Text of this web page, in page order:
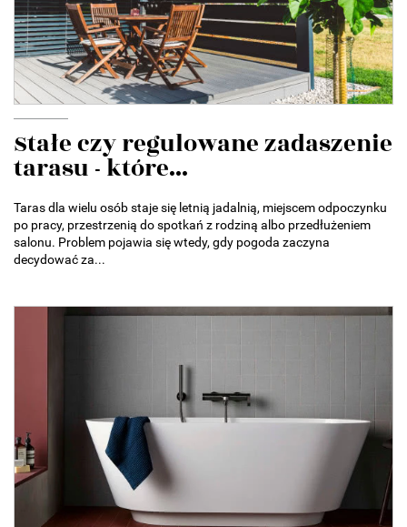
Stałe czy regulowane zadaszenie
tarasu - które...
Taras dla wielu osób staje się letnią jadalnią, miejscem odpoczynku
po pracy, przestrzenią do spotkań z rodziną albo przedłużeniem
salonu. Problem pojawia się wtedy, gdy pogoda zaczyna
decydować za...